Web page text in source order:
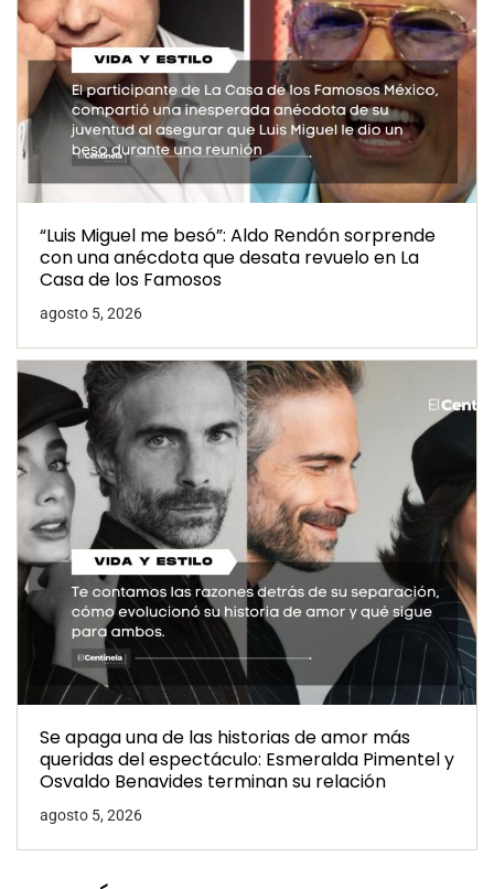
“Luis Miguel me besó”: Aldo Rendón sorprende
con una anécdota que desata revuelo en La
Casa de los Famosos
agosto 5, 2026
Se apaga una de las historias de amor más
queridas del espectáculo: Esmeralda Pimentel y
Osvaldo Benavides terminan su relación
agosto 5, 2026